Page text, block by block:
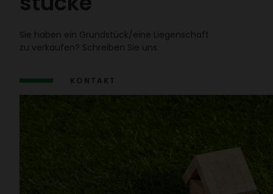
Sie haben ein Grund­stück/​eine Liegen­schaft
zu verkaufen? Schreiben Sie uns.
KONTAKT